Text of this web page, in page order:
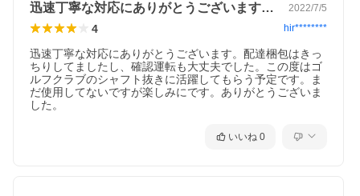
迅速丁寧な対応にありがとうございます。… 2022/7/5
4 hir********
迅速丁寧な対応にありがとうございます。配達梱包はきっ
ちりしてましたし、確認運転も大丈夫でした。この度はゴ
ルフクラブのシャフト抜きに活躍してもらう予定です。ま
だ使用してないですが楽しみにです。ありがとうございま
した。
いいね 0